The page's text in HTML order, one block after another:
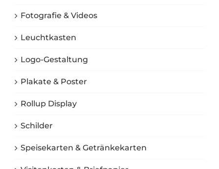
Fotografie & Videos
Leuchtkasten
Logo-Gestaltung
Plakate & Poster
Rollup Display
Schilder
Speisekarten & Getränkekarten